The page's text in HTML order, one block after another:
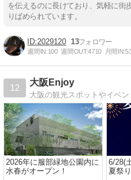
を伝えるのに長けており、気軽に街
りばめられています。
2029120 13
週間IN:100 週間OUT:4710 月間IN:
12
大阪Enjoy
大阪の観光スポットやイベ
2026年に服部緑地公園内に
水春がオープン！
6/28(
夏祭